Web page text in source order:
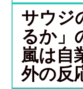
サウジ
るか」
嵐は自
外の反